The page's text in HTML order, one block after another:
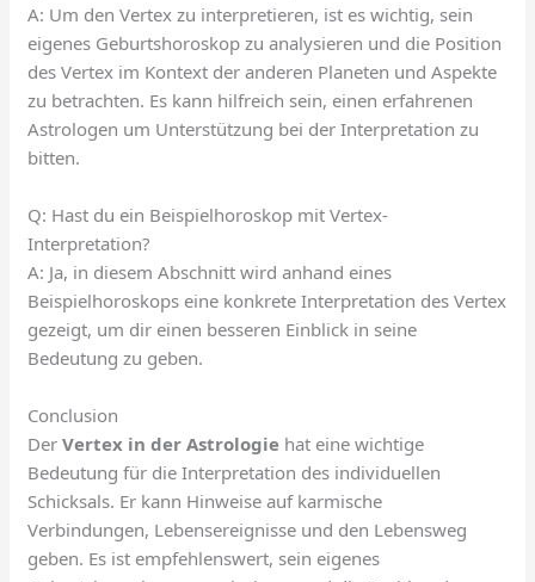
A: Um den Vertex zu interpretieren, ist es wichtig, sein
eigenes Geburtshoroskop zu analysieren und die Position
des Vertex im Kontext der anderen Planeten und Aspekte
zu betrachten. Es kann hilfreich sein, einen erfahrenen
Astrologen um Unterstützung bei der Interpretation zu
bitten.
Q: Hast du ein Beispielhoroskop mit Vertex-
Interpretation?
A: Ja, in diesem Abschnitt wird anhand eines
Beispielhoroskops eine konkrete Interpretation des Vertex
gezeigt, um dir einen besseren Einblick in seine
Bedeutung zu geben.
Conclusion
DerVertex in der Astrologie hat eine wichtige
Bedeutung für die Interpretation des individuellen
Schicksals. Er kann Hinweise auf karmische
Verbindungen, Lebensereignisse und den Lebensweg
geben. Es ist empfehlenswert, sein eigenes